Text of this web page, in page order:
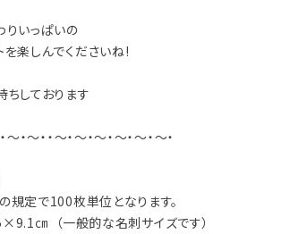
りいっぱいの
楽しんでくださいね!
ちしております
～・～・・～・～・～・～・～・～・
定で100枚単位となります。
㎝ （一般的な名刺サイズです）